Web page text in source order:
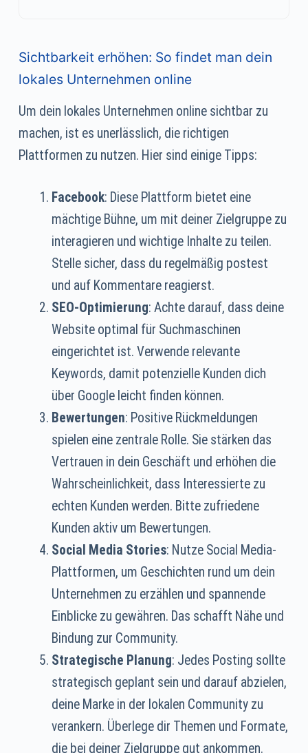
Sichtbarkeit erhöhen: So findet man dein
lokales Unternehmen online
Um dein lokales Unternehmen online sichtbar zu
machen, ist es unerlässlich, die richtigen
Plattformen zu nutzen. Hier sind einige Tipps:
Facebook: Diese Plattform bietet eine
mächtige Bühne, um mit deiner Zielgruppe zu
interagieren und wichtige Inhalte zu teilen.
Stelle sicher, dass du regelmäßig postest
und auf Kommentare reagierst.
SEO-Optimierung: Achte darauf, dass deine
Website optimal für Suchmaschinen
eingerichtet ist. Verwende relevante
Keywords, damit potenzielle Kunden dich
über Google leicht finden können.
Bewertungen: Positive Rückmeldungen
spielen eine zentrale Rolle. Sie stärken das
Vertrauen in dein Geschäft und erhöhen die
Wahrscheinlichkeit, dass Interessierte zu
echten Kunden werden. Bitte zufriedene
Kunden aktiv um Bewertungen.
Social Media Stories: Nutze Social Media-
Plattformen, um Geschichten rund um dein
Unternehmen zu erzählen und spannende
Einblicke zu gewähren. Das schafft Nähe und
Bindung zur Community.
Strategische Planung: Jedes Posting sollte
strategisch geplant sein und darauf abzielen,
deine Marke in der lokalen Community zu
verankern. Überlege dir Themen und Formate,
die bei deiner Zielgruppe gut ankommen.